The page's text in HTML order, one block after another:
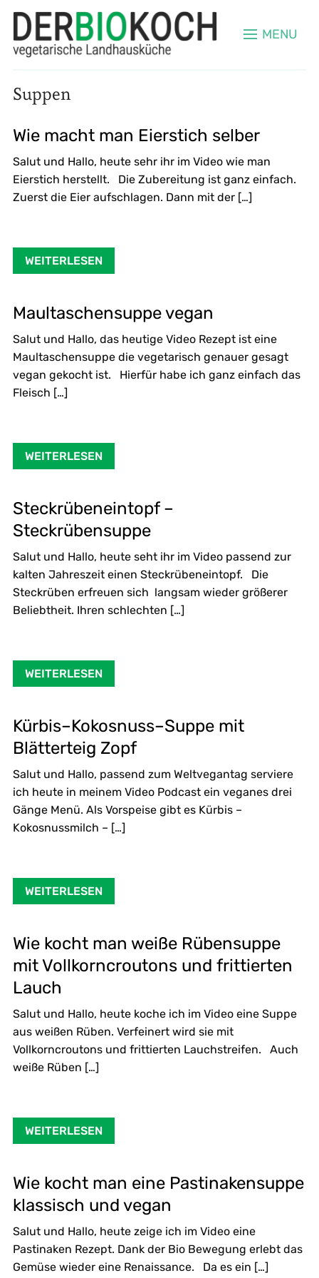
MENU
Suppen
Wie macht man Eierstich selber
Salut und Hallo, heute sehr ihr im Video wie man
Eierstich herstellt. Die Zubereitung ist ganz einfach.
Zuerst die Eier aufschlagen. Dann mit der […]
WEITERLESEN
Maultaschensuppe vegan
Salut und Hallo, das heutige Video Rezept ist eine
Maultaschensuppe die vegetarisch genauer gesagt
vegan gekocht ist. Hierfür habe ich ganz einfach das
Fleisch […]
WEITERLESEN
Steckrübeneintopf –
Steckrübensuppe
Salut und Hallo, heute seht ihr im Video passend zur
kalten Jahreszeit einen Steckrübeneintopf. Die
Steckrüben erfreuen sich langsam wieder größerer
Beliebtheit. Ihren schlechten […]
WEITERLESEN
Kürbis–Kokosnuss–Suppe mit
Blätterteig Zopf
Salut und Hallo, passend zum Weltvegantag serviere
ich heute in meinem Video Podcast ein veganes drei
Gänge Menü. Als Vorspeise gibt es Kürbis –
Kokosnussmilch – […]
WEITERLESEN
Wie kocht man weiße Rübensuppe
mit Vollkorncroutons und frittierten
Lauch
Salut und Hallo, heute koche ich im Video eine Suppe
aus weißen Rüben. Verfeinert wird sie mit
Vollkorncroutons und frittierten Lauchstreifen. Auch
weiße Rüben […]
WEITERLESEN
Wie kocht man eine Pastinakensuppe
klassisch und vegan
Salut und Hallo, heute zeige ich im Video eine
Pastinaken Rezept. Dank der Bio Bewegung erlebt das
Gemüse wieder eine Renaissance. Da es ein […]